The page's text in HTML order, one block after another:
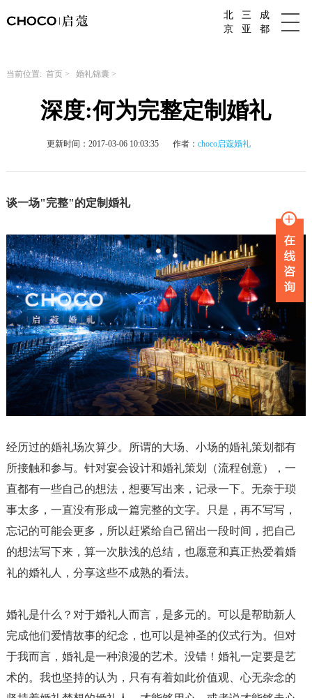
北
京
三
亚
成
都
当前位置: 首页> 婚礼锦囊>
深度:何为完整定制婚礼
更新时间：2017-03-06 10:03:35 作者：choco启蔻婚礼
谈一场"完整"的定制婚礼
经历过的婚礼场次算少。所谓的大场、小场的婚礼策划都有
所接触和参与。针对宴会设计和婚礼策划（流程创意），一
直都有一些自己的想法，想要写出来，记录一下。无奈于琐
事太多，一直没有形成一篇完整的文字。只是，再不写写，
忘记的可能会更多，所以赶紧给自己留出一段时间，把自己
的想法写下来，算一次肤浅的总结，也愿意和真正热爱着婚
礼的婚礼人，分享这些不成熟的看法。
婚礼是什么？对于婚礼人而言，是多元的。可以是帮助新人
完成他们爱情故事的纪念，也可以是神圣的仪式行为。但对
于我而言，婚礼是一种浪漫的艺术。没错！婚礼一定要是艺
术的。我也坚持的认为，只有有着如此价值观、心无杂念的